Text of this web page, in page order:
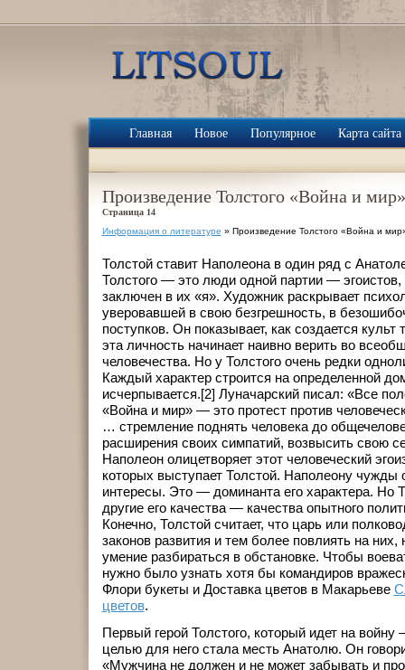
Главная Новое Популярное Карта сайта
Произведение Толстого «Война и мир»
Страница 14
Информация о литературе » Произведение Толстого «Война и
Толстой ставит Наполеона в один ряд с
Толстого — это люди одной партии —
заключен в их «я». Художник раскрывает
уверовавшей в свою безгрешность, в
поступков. Он показывает, как создается культ
эта личность начинает наивно верить во
человечества. Но у Толстого очень редки
Каждый характер строится на определенной
исчерпывается.[2] Луначарский писал: «Все
«Война и мир» — это протест против
… стремление поднять человека до
расширения своих симпатий, возвысить свою
Наполеон олицетворяет этот человеческий
которых выступает Толстой. Наполеону чужды
интересы. Это — доминанта его характера. Но
другие его качества — качества опытного
Конечно, Толстой считает, что царь или
законов развития и тем более повлиять на
умение разбираться в обстановке. Чтобы
нужно было узнать хотя бы командиров
Флори букеты и Доставка цветов в Макарьеве
цветов.
Первый герой Толстого, который идет на
целью для него стала месть Анатолю. Он
«Мужчина не должен и не может забывать и